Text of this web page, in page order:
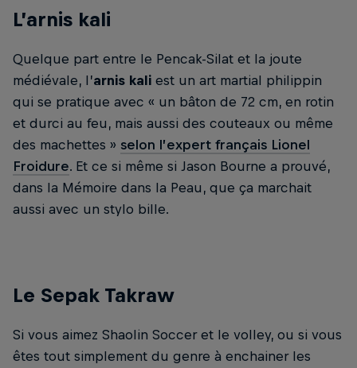
L’arnis kali
Quelque part entre le Pencak-Silat et la joute
médiévale, l’arnis kali est un art martial philippin
qui se pratique avec « un bâton de 72 cm, en rotin
et durci au feu, mais aussi des couteaux ou même
des machettes » selon l’expert français Lionel
Froidure. Et ce si même si Jason Bourne a prouvé,
dans la Mémoire dans la Peau, que ça marchait
aussi avec un stylo bille.
Le Sepak Takraw
Si vous aimez Shaolin Soccer et le volley, ou si vous
êtes tout simplement du genre à enchainer les